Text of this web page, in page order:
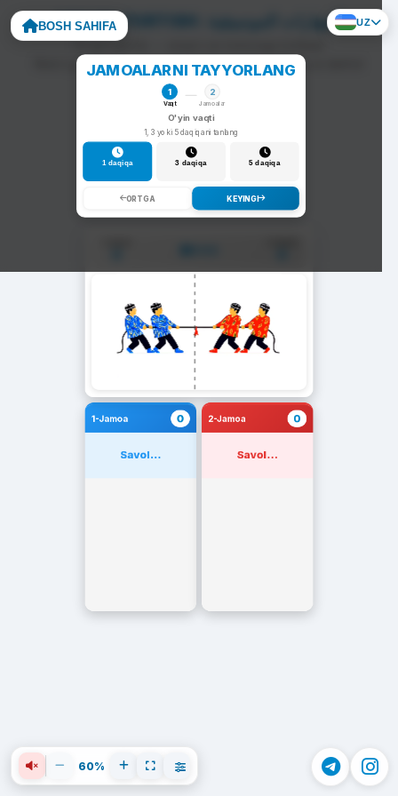
BOSH SAHIFA UZ ARQON TORTISH: المهارات الموسيقية
To'g'ri javob — arqon siz tomonga tortiladi.
Noto'g'ri javob — arqon raqib tomonga siljiydi va darhol
yangi savol chiqadi.
JAMOALARNI TAYYORLANG
1
Vaqt
2
Jamoalar
O'yin vaqti
1, 3 yoki 5 daqiqani tanlang
1 daqiqa 3 daqiqa 5 daqiqa
ORTGA KEYINGI
1-Jamoa 0
Savol...
2-Jamoa 0
Savol...
60%